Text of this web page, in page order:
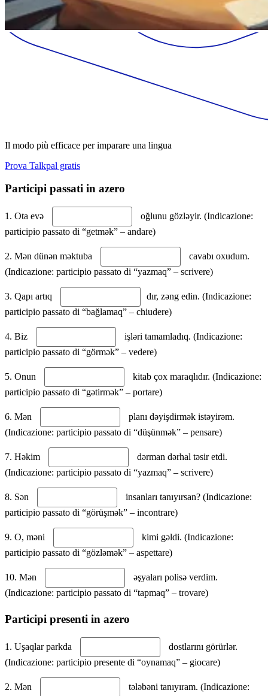
Il modo più efficace per imparare una lingua
Prova Talkpal gratis
Participi passati in azero
1. Ota evə
oğlunu gözləyir. (Indicazione:
participio passato di “getmək” – andare)
2. Mən dünən məktuba
cavabı oxudum.
(Indicazione: participio passato di “yazmaq” – scrivere)
3. Qapı artıq
dır, zəng edin. (Indicazione:
participio passato di “bağlamaq” – chiudere)
4. Biz
işləri tamamladıq. (Indicazione:
participio passato di “görmək” – vedere)
5. Onun
kitab çox maraqlıdır. (Indicazione:
participio passato di “gətirmək” – portare)
6. Mən
planı dəyişdirmək istəyirəm.
(Indicazione: participio passato di “düşünmək” – pensare)
7. Həkim
dərman dərhal təsir etdi.
(Indicazione: participio passato di “yazmaq” – scrivere)
8. Sən
insanları tanıyırsan? (Indicazione:
participio passato di “görüşmək” – incontrare)
9. O, məni
kimi gəldi. (Indicazione:
participio passato di “gözləmək” – aspettare)
10. Mən
əşyaları polisə verdim.
(Indicazione: participio passato di “tapmaq” – trovare)
Participi presenti in azero
1. Uşaqlar parkda
dostlarını görürlər.
(Indicazione: participio presente di “oynamaq” – giocare)
2. Mən
tələbəni tanıyıram. (Indicazione: